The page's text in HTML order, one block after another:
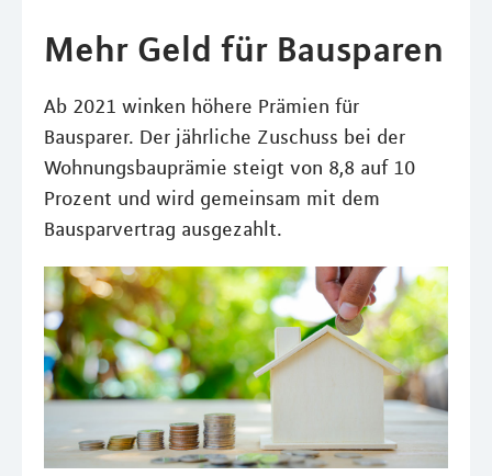
Mehr Geld für Bausparen
Ab 2021 winken höhere Prämien für
Bausparer. Der jährliche Zuschuss bei der
Wohnungsbauprämie steigt von 8,8 auf 10
Prozent und wird gemeinsam mit dem
Bausparvertrag ausgezahlt.